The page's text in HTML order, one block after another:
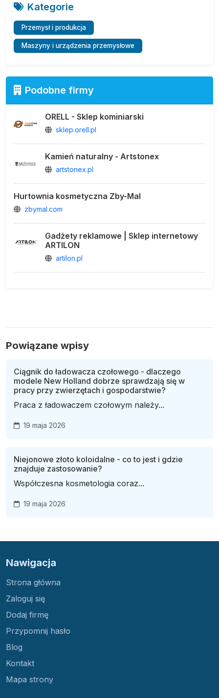
Kategorie
Przemysł i produkcja
Maszyny i urządzenia przemysłowe
Podobne firmy
ORELL - Sklep kominiarski
sklep.orell.pl
Kamień naturalny - Artstonex
artstonex.pl
Hurtownia kosmetyczna Zby-Mal
zbymal.com
Gadżety reklamowe | Sklep internetowy
ARTILON
artilon.pl
Powiązane wpisy
Ciągnik do ładowacza czołowego - dlaczego
modele New Holland dobrze sprawdzają się w
pracy przy zwierzętach i gospodarstwie?
Praca z ładowaczem czołowym należy...
19 maja 2026
Niejonowe złoto koloidalne - co to jest i gdzie
znajduje zastosowanie?
Współczesna kosmetologia coraz...
19 maja 2026
Nawigacja
Strona główna
Zaloguj się
Dodaj firmę
Przypomnij hasło
Blog
Kontakt
Mapa strony